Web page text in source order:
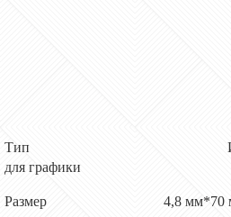
Тип
для графики
Размер 4,8 мм*70 мм,